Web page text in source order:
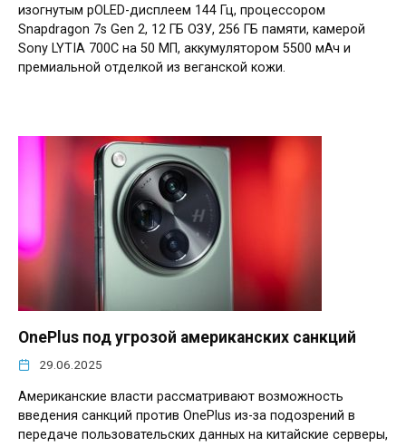
изогнутым pOLED-дисплеем 144 Гц, процессором
Snapdragon 7s Gen 2, 12 ГБ ОЗУ, 256 ГБ памяти, камерой
Sony LYTIA 700C на 50 МП, аккумулятором 5500 мАч и
премиальной отделкой из веганской кожи.
OnePlus под угрозой американских санкций
29.06.2025
Американские власти рассматривают возможность
введения санкций против OnePlus из-за подозрений в
передаче пользовательских данных на китайские серверы,